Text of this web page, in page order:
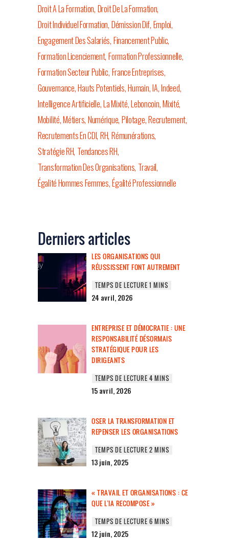
Droit A La Formation Droit De La Formation
Droit Individuel Formation Démission Dif Emploi
Engagement Des Salariés Financement Public
Formation Licenciement Formation Professionnelle
Formation Secteur Public France Entreprises
Gouvernance Hauts Potentiels Humain IA Indeed
Intelligence Artificielle La Mixité Leboncoin Mixité
Mobilité Métiers Numérique Pilotage Recrutement
Recrutements En CDI RH Rémunérations
Stratégie RH Tendances RH
Transformation Des Organisations Travail
Égalité Hommes Femmes Égalité Professionnelle
Derniers articles
LES ORGANISATIONS QUI
RÉUSSISSENT FONT AUTREMENT
24 avril, 2026
ENTREPRISE ET DÉMOCRATIE : UNE
RESPONSABILITÉ DÉSORMAIS
STRATÉGIQUE POUR LES
DIRIGEANTS
15 avril, 2026
OSER LA TRANSFORMATION ET
REPENSER LES ORGANISATIONS
13 juin, 2025
« TRAVAIL ET ORGANISATIONS : CE
QUE L’IA RECOMPOSE »
12 juin, 2025